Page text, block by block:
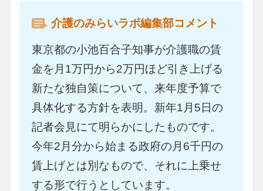
介護のみらいラボ編集部コメント
東京都の小池百合子知事が介護職の賃
金を月1万円から2万円ほど引き上げる
新たな独自策について、来年度予算で
具体化する方針を表明。新年1月5日の
記者会見にて明らかにしたものです。
今年2月分から始まる政府の月6千円の
賃上げとは別なもので、それに上乗せ
する形で行うとしています。